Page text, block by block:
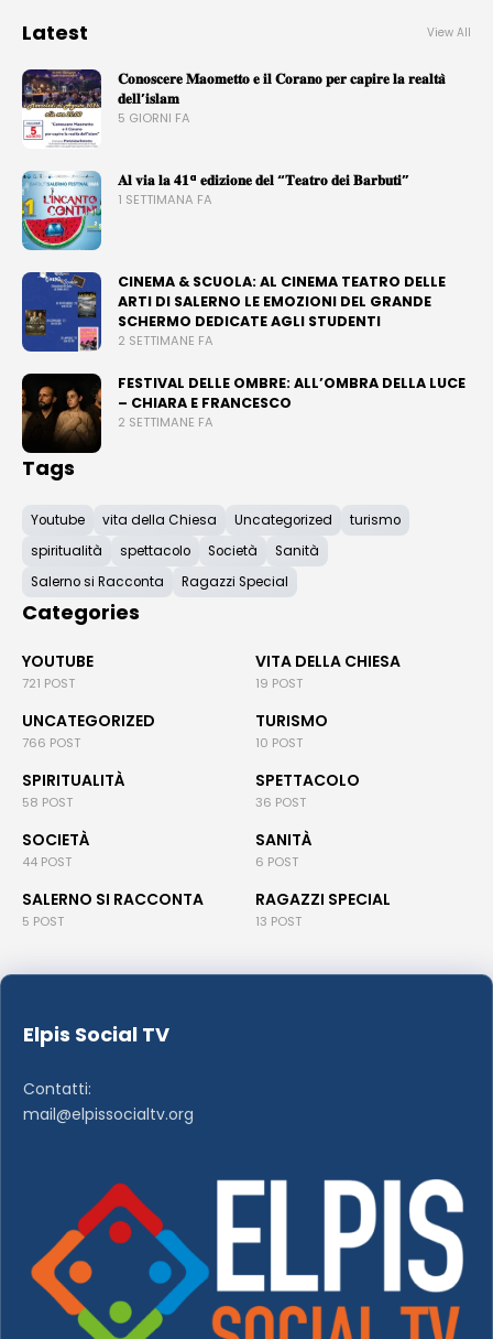
Latest View All
𝐂𝐨𝐧𝐨𝐬𝐜𝐞𝐫𝐞 𝐌𝐚𝐨𝐦𝐞𝐭𝐭𝐨 𝐞 𝐢𝐥 𝐂𝐨𝐫𝐚𝐧𝐨 𝐩𝐞𝐫 𝐜𝐚𝐩𝐢𝐫𝐞 𝐥𝐚 𝐫𝐞𝐚𝐥𝐭𝐚̀
𝐝𝐞𝐥𝐥’𝐢𝐬𝐥𝐚𝐦
5 GIORNI FA
𝐀𝐥 𝐯𝐢𝐚 𝐥𝐚 𝟒𝟏ª 𝐞𝐝𝐢𝐳𝐢𝐨𝐧𝐞 𝐝𝐞𝐥 “𝐓𝐞𝐚𝐭𝐫𝐨 𝐝𝐞𝐢 𝐁𝐚𝐫𝐛𝐮𝐭𝐢”
1 SETTIMANA FA
CINEMA & SCUOLA: AL CINEMA TEATRO DELLE
ARTI DI SALERNO LE EMOZIONI DEL GRANDE
SCHERMO DEDICATE AGLI STUDENTI
2 SETTIMANE FA
FESTIVAL DELLE OMBRE: ALL’OMBRA DELLA LUCE
– CHIARA E FRANCESCO
2 SETTIMANE FA
Tags
Youtube vita della Chiesa Uncategorized
turismo
spiritualità
spettacolo Società
Sanità
Salerno si Racconta
Ragazzi Special
Categories
YOUTUBE
721 POST
VITA DELLA CHIESA
19 POST
UNCATEGORIZED
766 POST
TURISMO
10 POST
SPIRITUALITÀ
58 POST
SPETTACOLO
36 POST
SOCIETÀ
44 POST
SANITÀ
6 POST
SALERNO SI RACCONTA
5 POST
RAGAZZI SPECIAL
13 POST
Elpis Social TV
Contatti:
mail@elpissocialtv.org